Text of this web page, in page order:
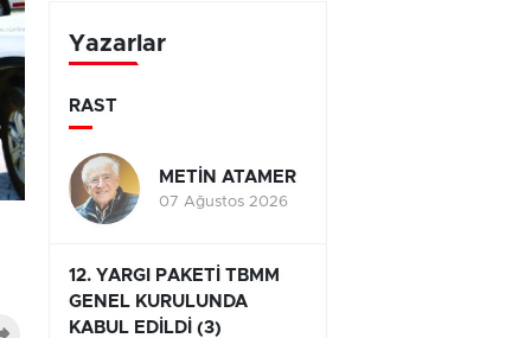
Yazarlar
RAST
METİN ATAMER
07 Ağustos 2026
12. YARGI PAKETİ TBMM
GENEL KURULUNDA
KABUL EDİLDİ (3)